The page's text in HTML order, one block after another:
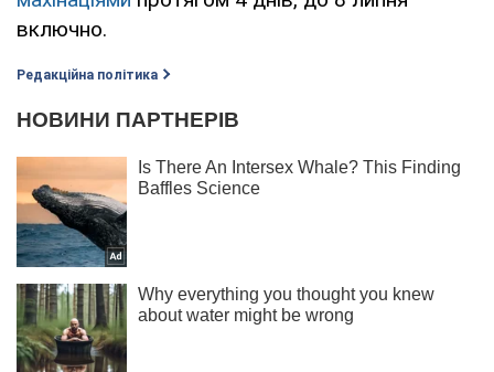
включно.
Редакційна політика